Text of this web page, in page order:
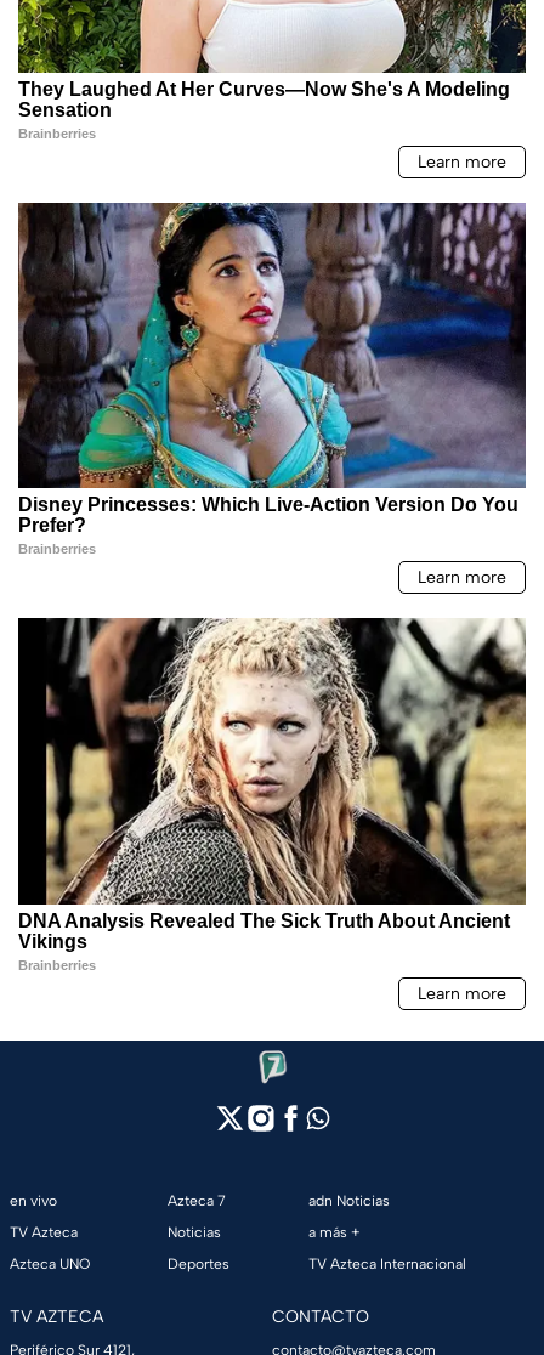
en vivo
TV Azteca
Azteca UNO
Azteca 7
Noticias
Deportes
adn Noticias
a más +
TV Azteca Internacional
TV AZTECA
Periférico Sur 4121,
CONTACTO
contacto@tvazteca.com